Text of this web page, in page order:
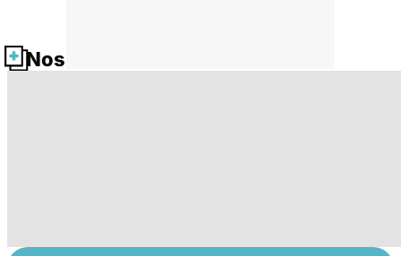
Nos fiches santé